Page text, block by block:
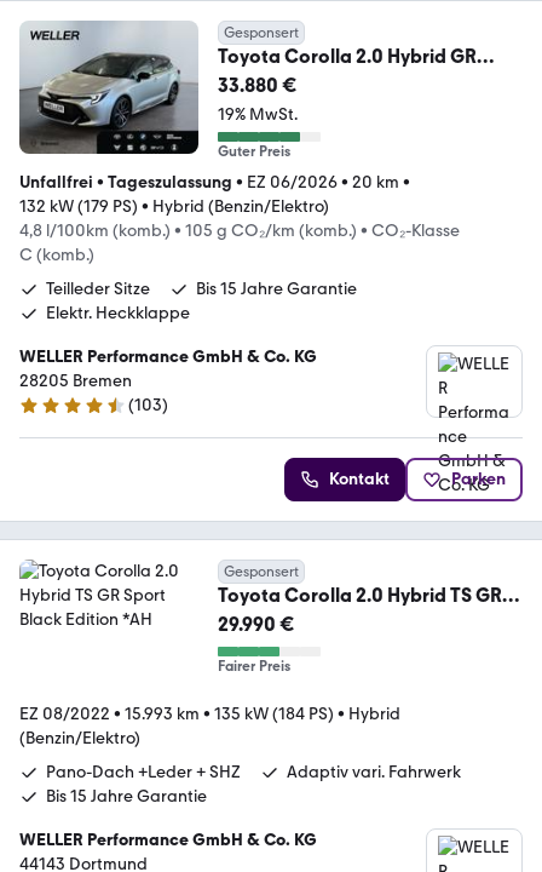
Gesponsert
Toyota Corolla 2.0 Hybrid GR
Sport *Bi-LED*ACC*CAM*SHZ*
33.880 €
19% MwSt.
Guter Preis
Unfallfrei • Tageszulassung • EZ 06/2026• 20 km •
132 kW (179 PS) • Hybrid (Benzin/Elektro)
4,8 l/100km (komb.) • 105 g CO₂/km (komb.) • CO₂-Klasse
C (komb.)
Teilleder Sitze
Bis 15 Jahre Garantie
Elektr. Heckklappe
WELLER Performance GmbH & Co. KG
28205 Bremen
4.3 Sterne
(103)
Kontakt Parken
Gesponsert
Toyota Corolla 2.0 Hybrid TS GR
Sport Black Edition *AH
29.990 €
Fairer Preis
EZ 08/2022 • 15.993 km • 135 kW (184 PS) • Hybrid
(Benzin/Elektro)
Pano-Dach +Leder + SHZ
Adaptiv vari. Fahrwerk
Bis 15 Jahre Garantie
WELLER Performance GmbH & Co. KG
44143 Dortmund